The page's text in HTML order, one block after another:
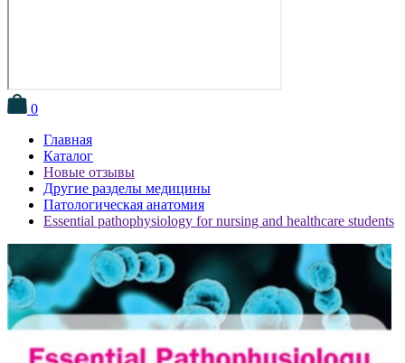
0
Главная
Каталог
Новые отзывы
Другие разделы медицины
Патологическая анатомия
Essential pathophysiology for nursing and healthcare students